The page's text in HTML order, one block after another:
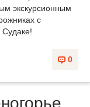
экскурсионным
с
0